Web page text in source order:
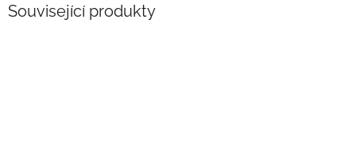
Související produkty